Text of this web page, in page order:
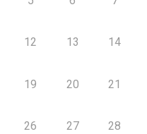
12 13 14
19 20 21
26 27 28